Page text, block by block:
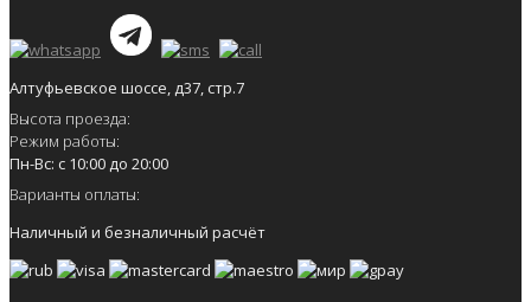
Алтуфьевское шоссе, д37, стр.7
Высота проезда:
Режим работы:
Пн-Вс: с 10:00 до 20:00
Варианты оплаты:
Наличный и безналичный расчёт